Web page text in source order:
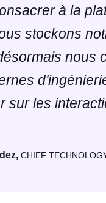
à la
stockons
nous
sur les
CHIEF